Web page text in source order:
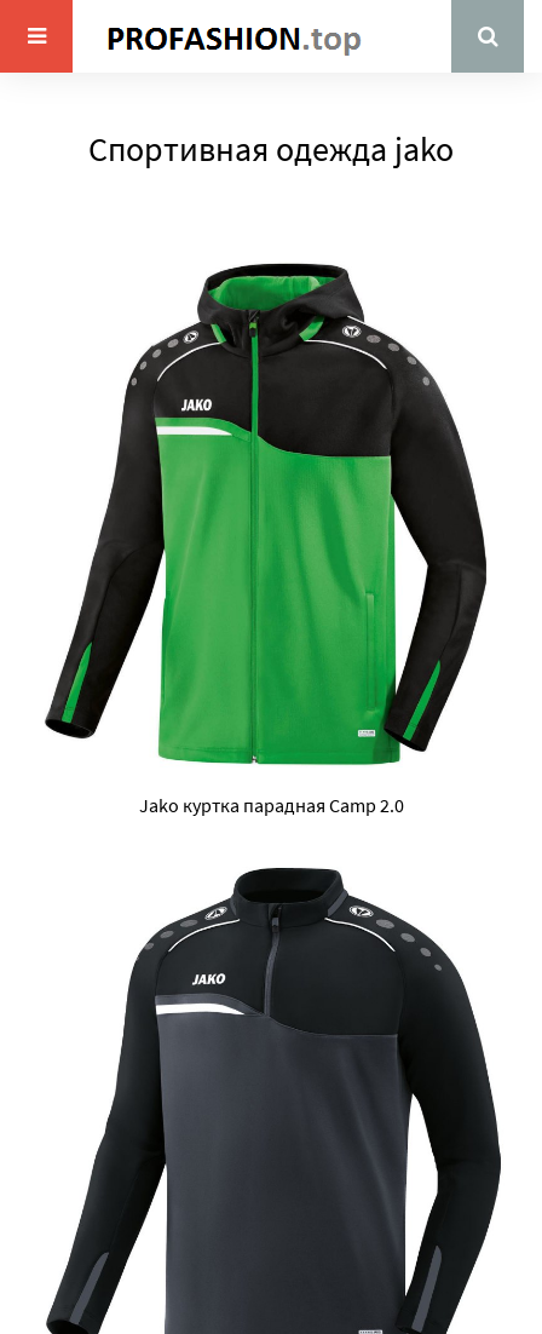
Спортивная одежда jako
Jako куртка парадная Camp 2.0